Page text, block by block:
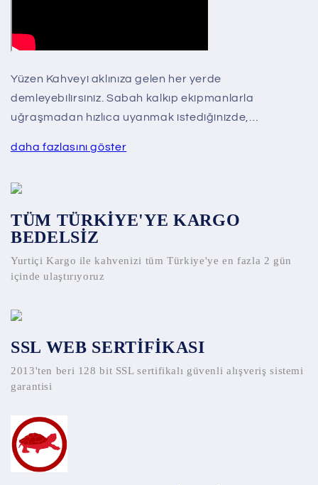
Yüzen Kahveyi aklınıza gelen her yerde
demleyebilirsiniz. Sabah kalkıp ekipmanlarla
uğraşmadan hızlıca uyanmak istediğinizde,…
daha fazlasını göster
TÜM TÜRKİYE'YE KARGO
BEDELSİZ
Yurtiçi Kargo ile kahvenizi tüm Türkiye'ye en fazla 2 gün
içinde ulaştırıyoruz
SSL WEB SERTİFİKASI
2013'ten beri 128 bit SSL sertifikalı güvenli alışveriş sistemi
garantisi